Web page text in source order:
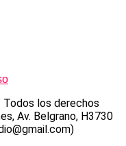
los derechos
Av. Belgrano, H3730